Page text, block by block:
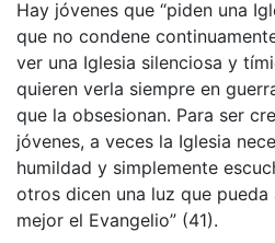
Hay jóvenes que “piden una
que no condene
ver una Iglesia silenciosa y
quieren verla siempre en
que la obsesionan. Para ser
jóvenes, a veces la Iglesia
humildad y simplemente
otros dicen una luz que
mejor el Evangelio” (41).